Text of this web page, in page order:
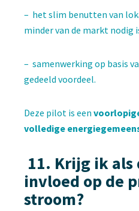
– het slim benutten van
minder van de markt nodig
– samenwerking op basis
gedeeld voordeel.
Deze pilot is een
volledige
11. Krijg ik als
invloed op de
stroom?